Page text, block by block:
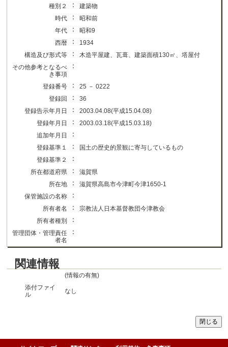
種別２
：
建築物
時代
：
昭和前
年代
：
昭和9
西暦
：
1934
構造及び形式等
：
木造平屋建、瓦葺、建築面積130㎡、塔屋付
その他参考となるべ
き事項
：
登録番号 ：
25 － 0222
登録回
：
36
登録告示年月日
：
2003.04.08(平成15.04.08)
登録年月日
：
2003.03.18(平成15.03.18)
追加年月日
：
登録基準１ ：
国土の歴史的景観に寄与しているもの
登録基準２
：
所在都道府県 ：
滋賀県
所在地
：
滋賀県高島市今津町今津1650-1
保管施設の名称
：
所有者名 ：
宗教法人日本基督教団今津教会
所有者種別
：
管理団体・管理責任
者名
：
関連情報
(情報の有無)
添付ファイ
ル
なし